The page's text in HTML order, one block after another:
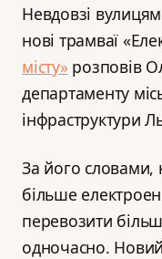
Невдовзі
нові трамваї
місту» розповів
департаменту
інфраструктури
За його словами,
більше
перевозити
одночасно.